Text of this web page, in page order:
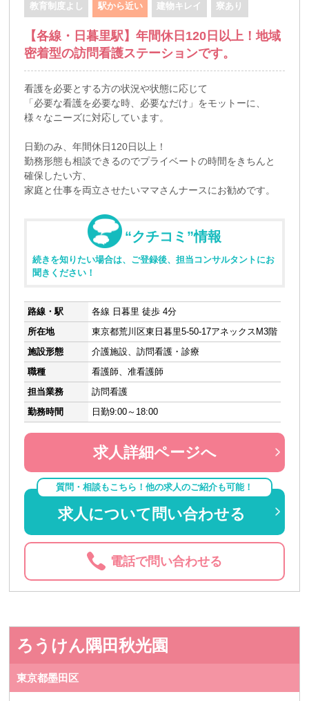
教育制度よし 駅から近い 建物キレイ 寮あり
【各線・日暮里駅】年間休日120日以上！地域
密着型の訪問看護ステーションです。
看護を必要とする方の状況や状態に応じて
「必要な看護を必要な時、必要なだけ」をモットーに、
様々なニーズに対応しています。
日勤のみ、年間休日120日以上！
勤務形態も相談できるのでプライベートの時間をきちんと
確保したい方、
家庭と仕事を両立させたいママさんナースにお勧めです。
“クチコミ”情報
続きを知りたい場合は、ご登録後、担当コンサルタントにお
聞きください！
路線・駅
各線 日暮里 徒歩 4分
所在地
東京都荒川区東日暮里5-50-17アネックスM3階
施設形態
介護施設、訪問看護・診療
職種
看護師、准看護師
担当業務
訪問看護
勤務時間
日勤9:00～18:00
求人詳細ページへ
質問・相談もこちら！他の求人のご紹介も可能！
求人について問い合わせる
電話で問い合わせる
ろうけん隅田秋光園
東京都墨田区